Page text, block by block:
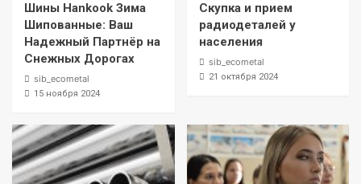
Шины Hankook Зима
Шипованные: Ваш
Надежный Партнёр на
Снежных Дорогах
sib_ecometal
15 ноября 2024
Скупка и прием
радиодеталей у
населения
sib_ecometal
21 октября 2024